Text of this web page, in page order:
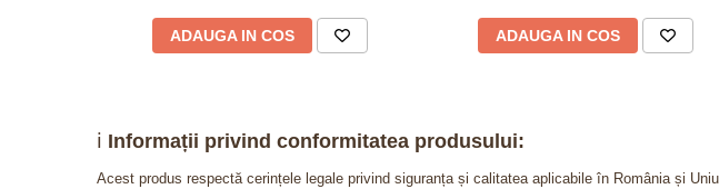
ADAUGA IN COS ADAUGA IN COS
ℹ️ Informații privind conformitatea produsului:
Acest produs respectă cerințele legale privind siguranța și calitatea aplicabile în România și